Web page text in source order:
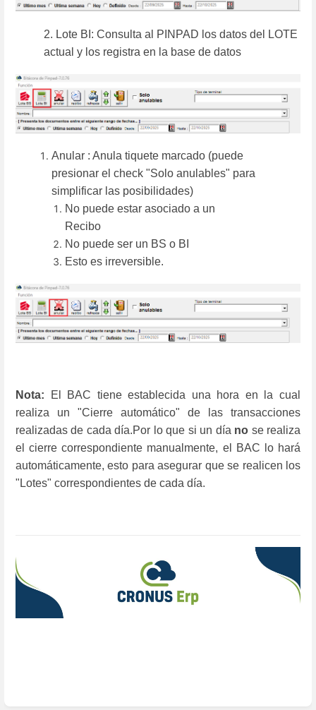
2. Lote BI: Consulta al PINPAD los datos del LOTE
actual y los registra en la base de datos
Anular : Anula tiquete marcado (puede
presionar el check "Solo anulables" para
simplificar las posibilidades)
No puede estar asociado a un
Recibo
No puede ser un BS o BI
Esto es irreversible.
Nota: El BAC tiene establecida una hora en la cual
realiza un "Cierre automático" de las transacciones
realizadas de cada día.Por lo que si un día no se realiza
el cierre correspondiente manualmente, el BAC lo hará
automáticamente, esto para asegurar que se realicen los
"Lotes" correspondientes de cada día.